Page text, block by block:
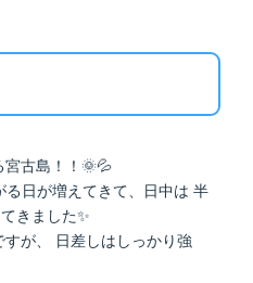
宮古島！！🌞💦
日が増えてきて、日中は 半
きました✨
が、 日差しはしっかり強